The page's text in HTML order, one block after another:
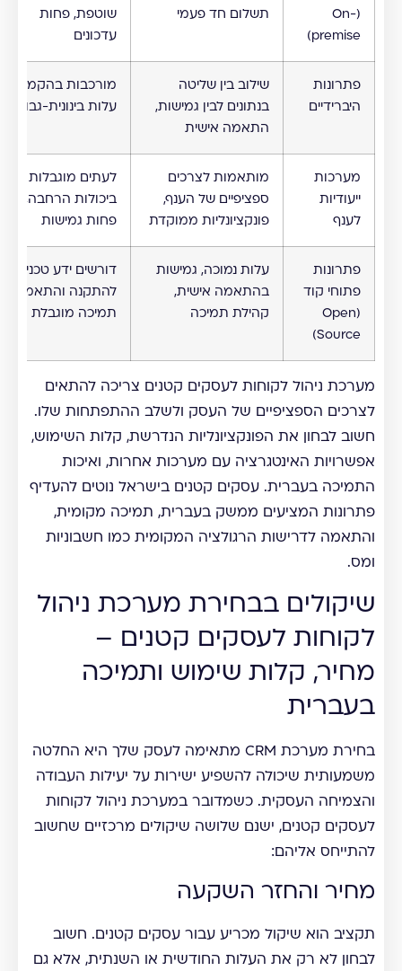
(On-
premise)
תשלום חד פעמי
שוטפת, פחות
עדכונים
פתרונות
היברידיים
שילוב בין שליטה
בנתונים לבין גמישות,
התאמה אישית
מורכבות בהקמה,
עלות בינונית-גבוהה
מערכות
ייעודיות
לענף
מותאמות לצרכים
ספציפיים של הענף,
פונקציונליות ממוקדת
לעתים מוגבלות
ביכולות הרחבה,
פחות גמישות
פתרונות
פתוחי קוד
(Open
Source)
עלות נמוכה, גמישות
בהתאמה אישית,
קהילת תמיכה
דורשים ידע טכני
להתקנה והתאמה,
תמיכה מוגבלת
מערכת ניהול לקוחות לעסקים קטנים צריכה להתאים
לצרכים הספציפיים של העסק ולשלב ההתפתחות שלו.
חשוב לבחון את הפונקציונליות הנדרשת, קלות השימוש,
אפשרויות האינטגרציה עם מערכות אחרות, ואיכות
התמיכה בעברית. עסקים קטנים בישראל נוטים להעדיף
פתרונות המציעים ממשק בעברית, תמיכה מקומית,
והתאמה לדרישות הרגולציה המקומית כמו חשבוניות
ומס.
שיקולים בבחירת מערכת ניהול
לקוחות לעסקים קטנים –
מחיר, קלות שימוש ותמיכה
בעברית
בחירת מערכת CRM מתאימה לעסק שלך היא החלטה
משמעותית שיכולה להשפיע ישירות על יעילות העבודה
והצמיחה העסקית. כשמדובר במערכת ניהול לקוחות
לעסקים קטנים, ישנם שלושה שיקולים מרכזיים שחשוב
להתייחס אליהם:
מחיר והחזר השקעה
תקציב הוא שיקול מכריע עבור עסקים קטנים. חשוב
לבחון לא רק את העלות החודשית או השנתית, אלא גם